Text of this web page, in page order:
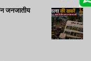
जनजातीय